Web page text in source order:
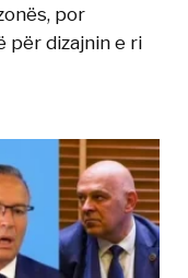
por
dizajnin e ri